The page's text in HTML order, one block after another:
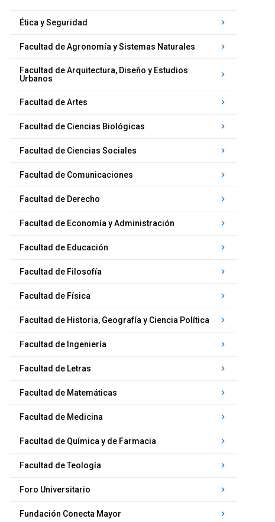
Ética y Seguridad keyboard_arrow_right
Facultad de Agronomía y Sistemas Naturales keyboard_arrow_right
Facultad de Arquitectura, Diseño y Estudios
Urbanos
keyboard_arrow_right
Facultad de Artes keyboard_arrow_right
Facultad de Ciencias Biológicas keyboard_arrow_right
Facultad de Ciencias Sociales keyboard_arrow_right
Facultad de Comunicaciones keyboard_arrow_right
Facultad de Derecho keyboard_arrow_right
Facultad de Economía y Administración keyboard_arrow_right
Facultad de Educación keyboard_arrow_right
Facultad de Filosofía keyboard_arrow_right
Facultad de Física keyboard_arrow_right
Facultad de Historia, Geografía y Ciencia Política keyboard_arrow_right
Facultad de Ingeniería keyboard_arrow_right
Facultad de Letras keyboard_arrow_right
Facultad de Matemáticas keyboard_arrow_right
Facultad de Medicina keyboard_arrow_right
Facultad de Química y de Farmacia keyboard_arrow_right
Facultad de Teología keyboard_arrow_right
Foro Universitario keyboard_arrow_right
Fundación Conecta Mayor keyboard_arrow_right